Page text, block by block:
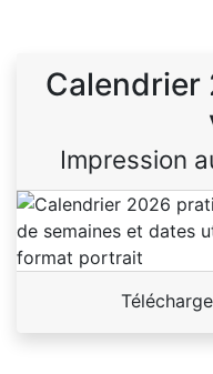
Calendrier
Impression